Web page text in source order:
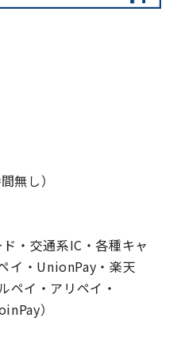
無し）
・交通系IC・各種キャ
イ・UnionPay・楽天
ペイ・アリペイ・
）